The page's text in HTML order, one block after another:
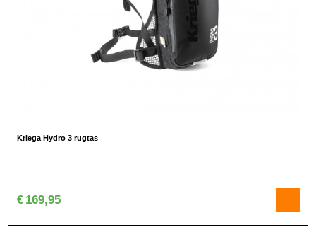
Kriega Hydro 3 rugtas
€ 169,95